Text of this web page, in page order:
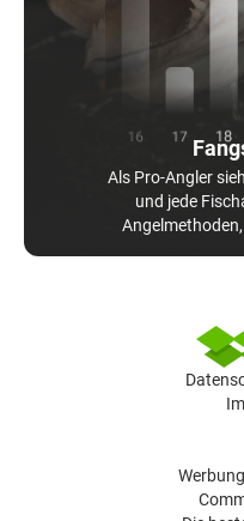
Als Pro-Angler
und jede